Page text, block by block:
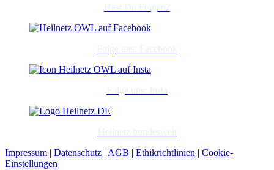
Impressum | Datenschutz | AGB | Ethikrichtlinien | Cookie-
Einstellungen